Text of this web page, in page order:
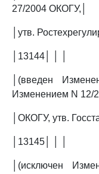
27/2004 ОКОГУ,│
│утв.
│13144│ │ │
│(введен
Изменением N 12/
│ОКОГУ, утв.
│13145│ │ │
│(исключен